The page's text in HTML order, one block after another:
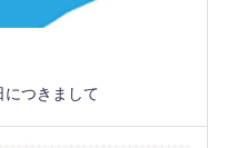
につきまして